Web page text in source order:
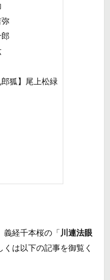
弥
郎狐】尾上松緑
義経千本桜の「川連法眼
くは以下の記事を御覧く